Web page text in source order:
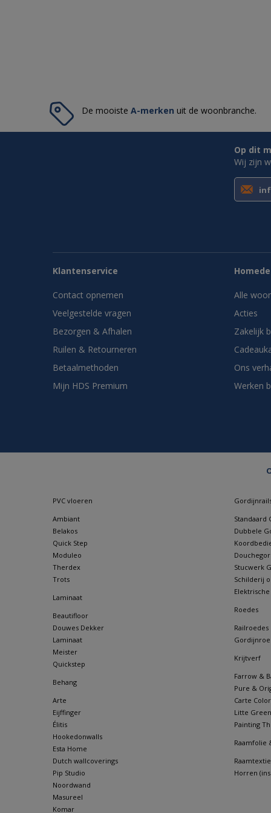
De mooiste A-merken uit de woonbranche.
Op dit
Wij zijn
Klantenservice
Contact opnemen
Veelgestelde vragen
Bezorgen & Afhalen
Ruilen & Retourneren
Betaalmethoden
Mijn HDS Premium
Alle
Acties
Zakelijk
Ons
Werken
PVC vloeren
Ambiant
Belakos
Quick Step
Moduleo
Therdex
Trots
Laminaat
Beautifloor
Douwes Dekker
Laminaat
Meister
Quickstep
Behang
Arte
Eijffinger
Élitis
Hookedonwalls
Esta Home
Dutch wallcoverings
Pip Studio
Noordwand
Masureel
Komar
Standaard
Dubbele
Stucwerk
Schilderij
Roedes
Railroedes
Krijtverf
Farrow &
Pure &
Carte
Litte
Painting
Raamfolie
Horren